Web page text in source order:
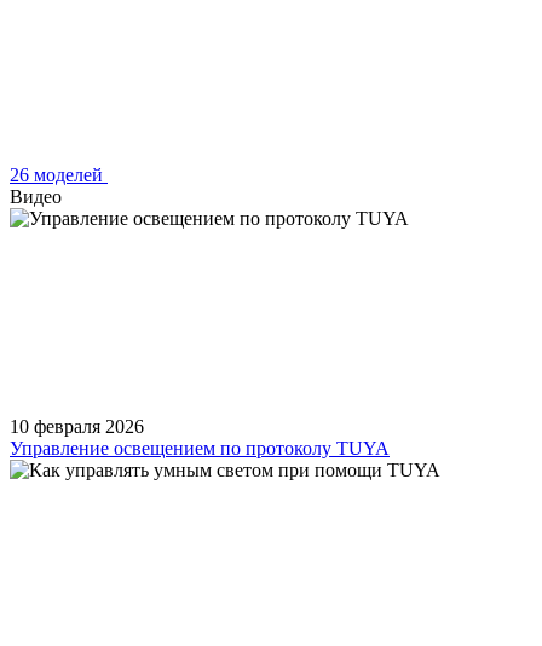
26 моделей
Видео
10 февраля 2026
Управление освещением по протоколу TUYA